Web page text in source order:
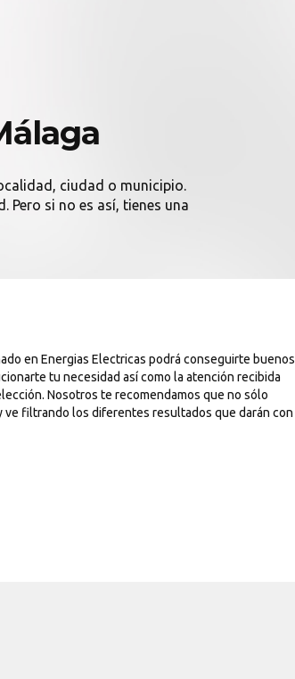
ciudad o municipio.
si no es así, tienes una
en Energias Electricas podrá conseguirte buenos
tu necesidad así como la atención recibida
Nosotros te recomendamos que no sólo
ve filtrando los diferentes resultados que darán con